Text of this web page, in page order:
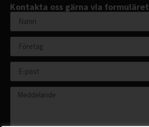
Kontakta oss gärna via formuläret